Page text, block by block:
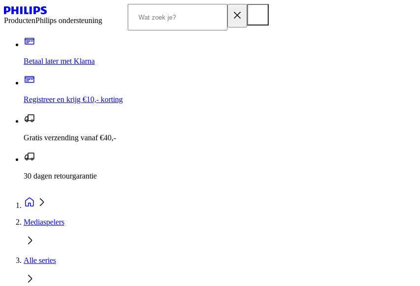
ProductenPhilips ondersteuning
Betaal later met Klarna
Registreer en krijg €10,- korting
Gratis verzending vanaf €40,-
30 dagen retourgarantie
Mediaspelers
Alle series